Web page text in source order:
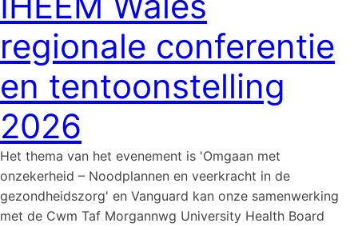
regionale conferentie
en tentoonstelling
2026
Het thema van het evenement is 'Omgaan met
onzekerheid – Noodplannen en veerkracht in de
gezondheidszorg' en Vanguard kan onze samenwerking
met de Cwm Taf Morgannwg University Health Board